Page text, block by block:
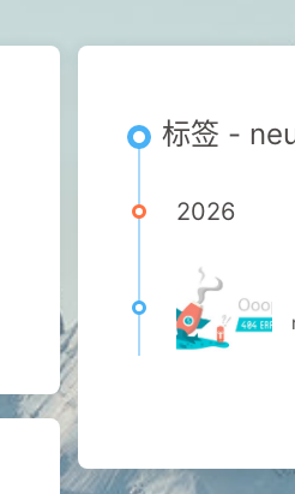
标签 -
2026